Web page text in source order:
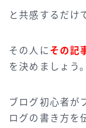
と共感するだけ
その人に その記
を決めましょう。
ブログ初心者が
ログの書き方を